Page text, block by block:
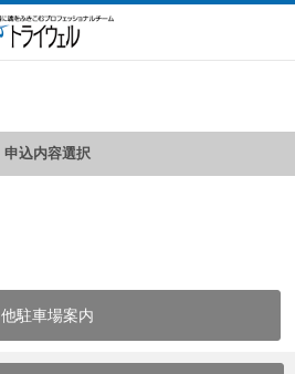
申込内容選択
他駐車場案内